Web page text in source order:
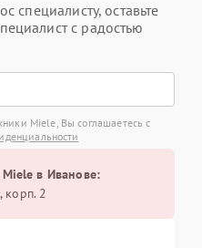
специалисту, оставьте
с радостью
Miele, Вы соглашаетесь с
Miele в Иванове:
корп. 2